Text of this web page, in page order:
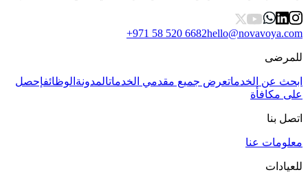
hello@novavoya.com
+971 58 520 6682
للمرضى
ابحث عن الخدماتعرض جميع مقدمي الخدماتالمدونة الوظائفإحصل
على مكافأة
اتصل بنا
معلومات عنا
للعيادات